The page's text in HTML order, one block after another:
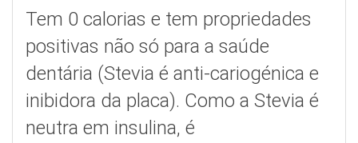
Tem 0 calorias e tem propriedades
positivas não só para a saúde
dentária (Stevia é anti-cariogénica e
inibidora da placa). Como a Stevia é
neutra em insulina, é